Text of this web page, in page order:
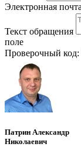
Электронная почта
Текст обращения
поле
Проверочный код:
Патрин Александр
Николаевич